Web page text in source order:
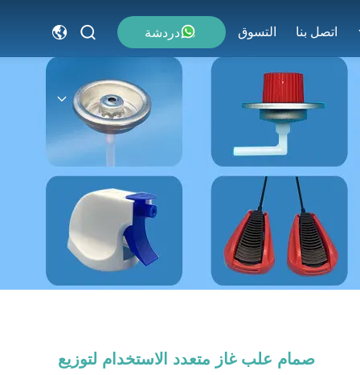
اتصل بنا التسوق دردشة
صمام علب غاز متعدد الاستخدام لتوزيع